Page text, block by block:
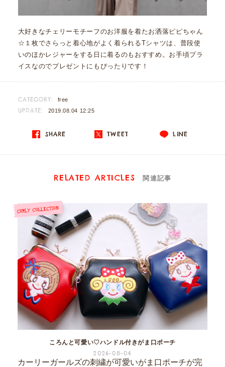
大好きなチェリーモチーフのお洋服を着たお洒落ピピちゃん
☆１枚でさらっと着心地がよく着られるTシャツは、普段使
いのほかレジャーをする日に着るのもおすすめ。お手頃プラ
イスなのでプレゼントにもぴったりです！
CATEGORY: free
UPDATE: 2019.08.04 12:25
SHARE TWEET LINE
RELATED ARTICLES 関連記事
ころんと可愛い♡ハンドル付きがま口ポーチ
2026-08-04
カーリーガールズの刺繍が可愛いがま口ポーチが完